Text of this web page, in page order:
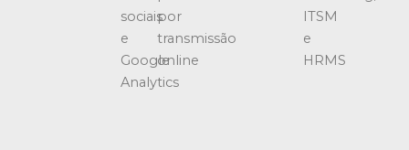
sociais
e
Google
Analytics
por
transmissão
online
ITSM
e
HRMS